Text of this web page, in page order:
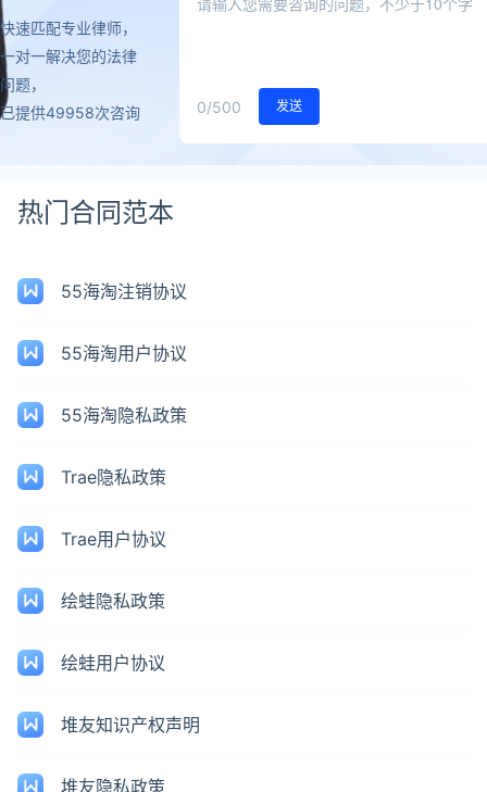
快速匹配专业律师，
一对一解决您的法律
问题，
已提供49958次咨询
0/500 发送
热门合同范本
55海淘注销协议
55海淘用户协议
55海淘隐私政策
Trae隐私政策
Trae用户协议
绘蛙隐私政策
绘蛙用户协议
堆友知识产权声明
堆友隐私政策